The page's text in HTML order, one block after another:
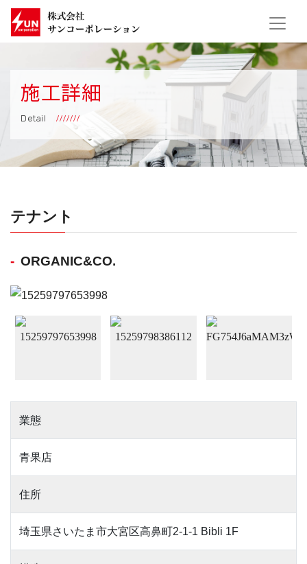
施工詳細
Detail
テナント
ORGANIC&CO.
業態
青果店
住所
埼玉県さいたま市大宮区高鼻町2-1-1 Bibli 1F